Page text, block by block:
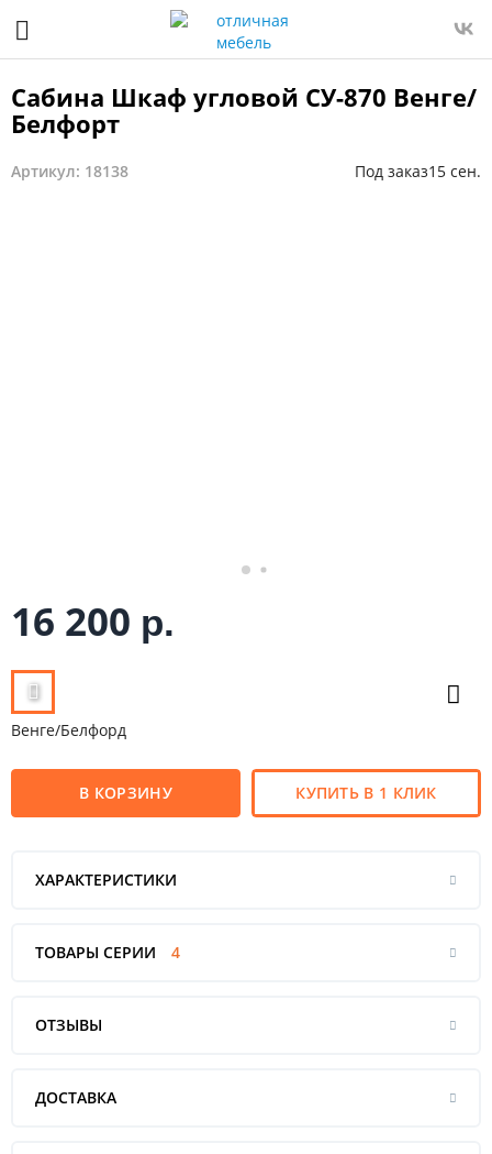
Сабина Шкаф угловой СУ-870 Венге/
Белфорт
Артикул: 18138 Под заказ15 сен.
16 200 р.
Венге/Белфорд
В КОРЗИНУ КУПИТЬ В 1 КЛИК
ХАРАКТЕРИСТИКИ
ТОВАРЫ СЕРИИ 4
ОТЗЫВЫ
ДОСТАВКА